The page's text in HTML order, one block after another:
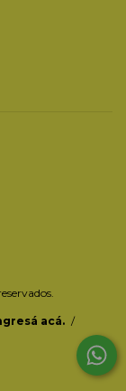
acá. /